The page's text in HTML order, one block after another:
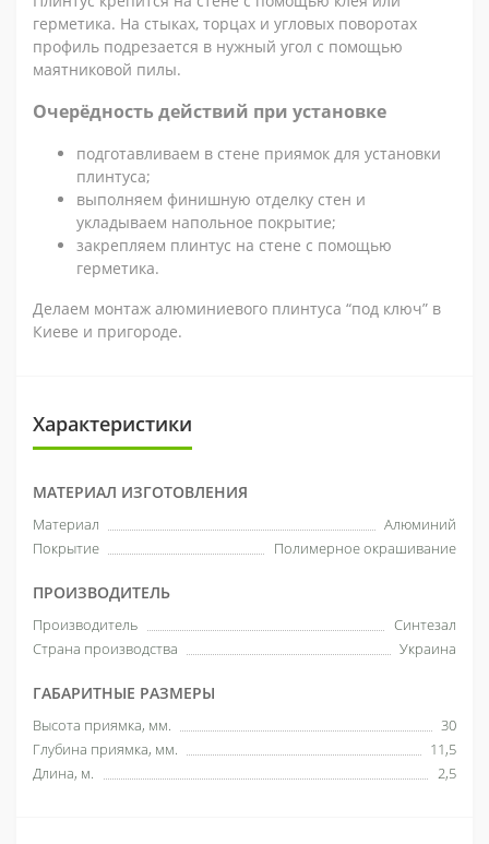
герметика. На стыках, торцах и угловых поворотах
профиль подрезается в нужный угол с помощью
маятниковой пилы.
Очерёдность действий при установке
подготавливаем в стене приямок для установки
плинтуса;
выполняем финишную отделку стен и
укладываем напольное покрытие;
закрепляем плинтус на стене с помощью
герметика.
Делаем монтаж алюминиевого плинтуса “под ключ” в
Киеве и пригороде.
Характеристики
МАТЕРИАЛ ИЗГОТОВЛЕНИЯ
Материал
Алюминий
Покрытие
Полимерное окрашивание
ПРОИЗВОДИТЕЛЬ
Производитель
Синтезал
Страна производства
Украина
ГАБАРИТНЫЕ РАЗМЕРЫ
Высота приямка, мм.
30
Глубина приямка, мм.
11,5
Длина, м.
2,5